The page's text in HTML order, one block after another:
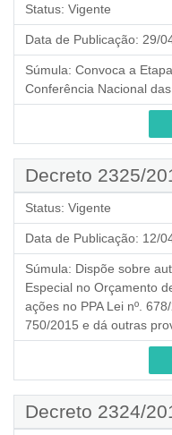
Status: Vigente
Data de Publicação: 29/
Súmula: Convoca a
Conferência Nacional
Decreto 2325/
Status: Vigente
Data de Publicação: 12/
Súmula: Dispõe sobre
Especial no Orçamento
ações no PPA Lei nº.
750/2015 e dá outras
Decreto 2324/